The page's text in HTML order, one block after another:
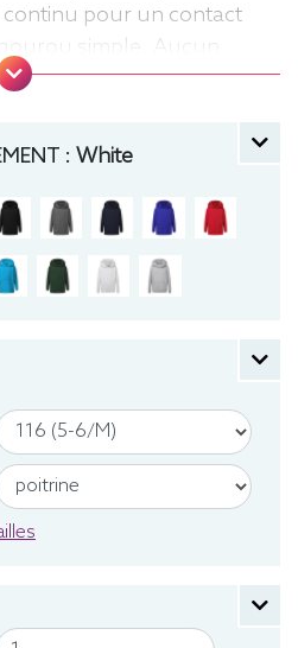
continu pour un contact
simple. Aucun
modèles enfants. .
12 ans) manche longue,
: White